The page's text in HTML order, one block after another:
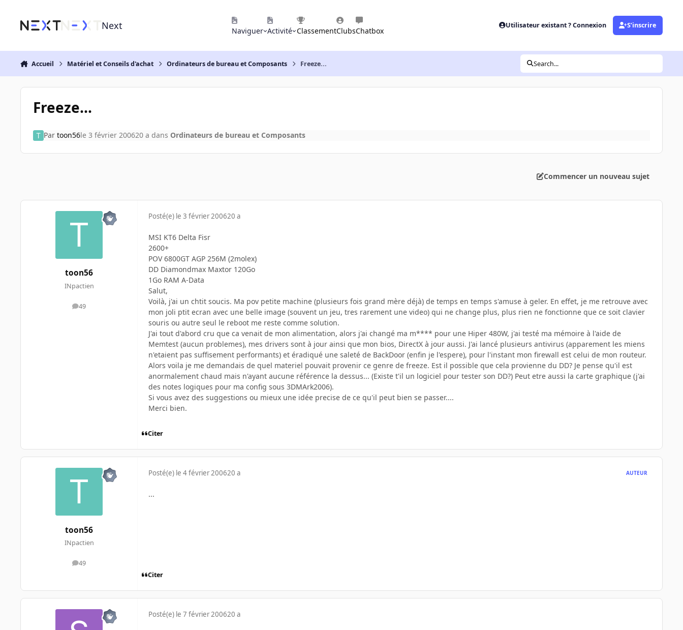
Next Naviguer Activité ClassementClubsChatbox
Utilisateur existant ? Connexion S’inscrire
Accueil Matériel et Conseils d'achat Ordinateurs de bureau et Composants Freeze... Search...
Freeze...
Par toon56le 3 février 200620 a dans Ordinateurs de bureau et Composants
Commencer un nouveau sujet
toon56
INpactien
49
messages
Posté(e) le 3 février 200620 a
MSI KT6 Delta Fisr
2600+
POV 6800GT AGP 256M (2molex)
DD Diamondmax Maxtor 120Go
1Go RAM A-Data
Salut,
Voilà, j'ai un chtit soucis. Ma pov petite machine (plusieurs fois grand mère déjà) de temps en temps s'amuse à geler. En effet, je me retrouve avec
mon joli ptit ecran avec une belle image (souvent un jeu, tres rarement une video) qui ne change plus, plus rien ne fonctionne que ce soit clavier
souris ou autre seul le reboot me reste comme solution.
J'ai tout d'abord cru que ca venait de mon alimentation, alors j'ai changé ma m**** pour une Hiper 480W, j'ai testé ma mémoire à l'aide de
Memtest (aucun problemes), mes drivers sont à jour ainsi que mon bios, DirectX à jour aussi. J'ai lancé plusieurs antivirus (apparement les miens
n'etaient pas suffisement performants) et éradiqué une saleté de BackDoor (enfin je l'espere), pour l'instant mon firewall est celui de mon routeur.
Alors voila je me demandais de quel materiel pouvait provenir ce genre de freeze. Est il possible que cela provienne du DD? Je pense qu'il est
anormalement chaud mais n'ayant aucune référence la dessus... (Existe t'il un logiciel pour tester son DD?) Peut etre aussi la carte graphique (j'ai
des notes logiques pour ma config sous 3DMArk2006).
Si vous avez des suggestions ou mieux une idée precise de ce qu'il peut bien se passer....
Merci bien.
Citer
toon56
INpactien
49
messages
Posté(e) le 4 février 200620 a AUTEUR
...
Citer
Posté(e) le 7 février 200620 a